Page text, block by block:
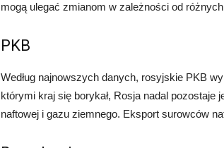
mogą ulegać zmianom w zależności od
PKB
Według najnowszych danych, rosyjskie PKB
którymi kraj się borykał, Rosja nadal
naftowej i gazu ziemnego. Eksport surowców